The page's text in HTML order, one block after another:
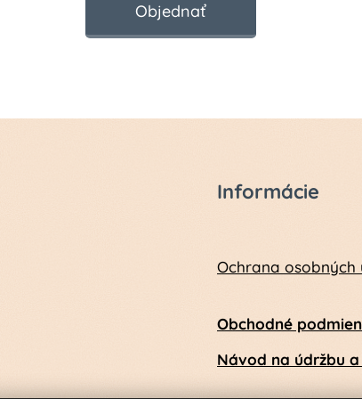
Objednať
Informácie
Ochrana osobných
Obchodné
Návod na údržbu